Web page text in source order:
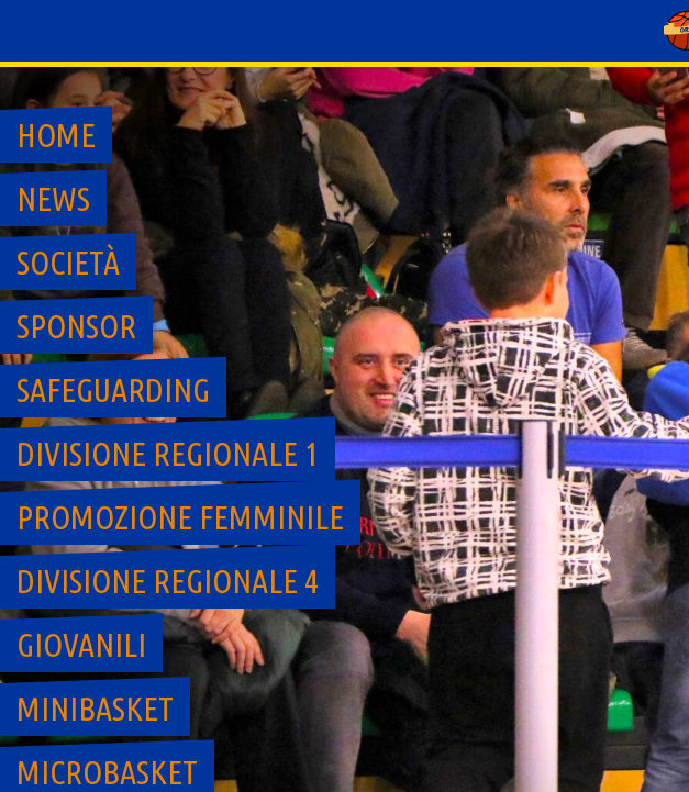
content
HOME
NEWS
SOCIETÀ
SPONSOR
SAFEGUARDING
DIVISIONE REGIONALE 1
PROMOZIONE FEMMINILE
DIVISIONE REGIONALE 4
GIOVANILI
MINIBASKET
MICROBASKET